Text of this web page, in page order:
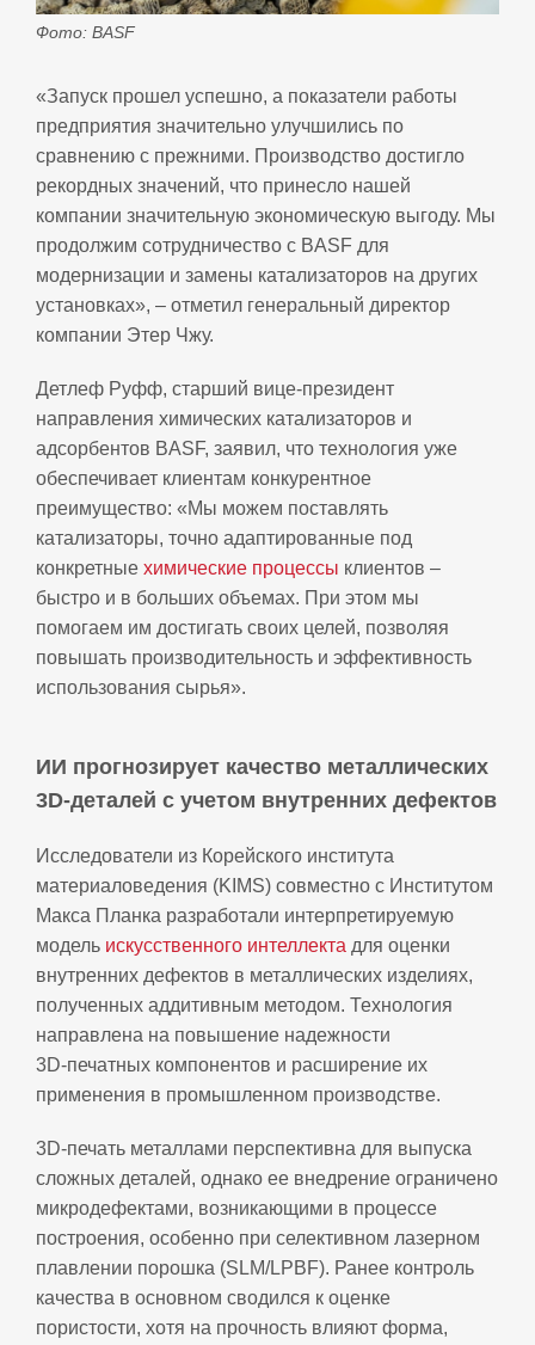
Фото: BASF
«Запуск прошел успешно, а показатели работы
предприятия значительно улучшились по
сравнению с прежними. Производство достигло
рекордных значений, что принесло нашей
компании значительную экономическую выгоду. Мы
продолжим сотрудничество с BASF для
модернизации и замены катализаторов на других
установках», – отметил генеральный директор
компании Этер Чжу.
Детлеф Руфф, старший вице‑президент
направления химических катализаторов и
адсорбентов BASF, заявил, что технология уже
обеспечивает клиентам конкурентное
преимущество: «Мы можем поставлять
катализаторы, точно адаптированные под
конкретные химические процессы клиентов –
быстро и в больших объемах. При этом мы
помогаем им достигать своих целей, позволяя
повышать производительность и эффективность
использования сырья».
ИИ прогнозирует качество металлических
3D‑деталей с учетом внутренних дефектов
Исследователи из Корейского института
материаловедения (KIMS) совместно с Институтом
Макса Планка разработали интерпретируемую
модель искусственного интеллекта для оценки
внутренних дефектов в металлических изделиях,
полученных аддитивным методом. Технология
направлена на повышение надежности
3D‑печатных компонентов и расширение их
применения в промышленном производстве.
3D‑печать металлами перспективна для выпуска
сложных деталей, однако ее внедрение ограничено
микродефектами, возникающими в процессе
построения, особенно при селективном лазерном
плавлении порошка (SLM/LPBF). Ранее контроль
качества в основном сводился к оценке
пористости, хотя на прочность влияют форма,